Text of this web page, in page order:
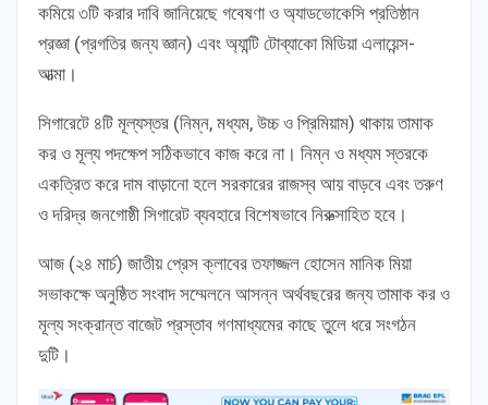
কমিয়ে ৩টি করার দাবি জানিয়েছে গবেষণা ও অ্যাডভোকেসি প্রতিষ্ঠান
প্রজ্ঞা (প্রগতির জন্য জ্ঞান) এবং অ্যান্টি টোব্যাকো মিডিয়া এলায়েন্স-
আত্মা।
সিগারেটে ৪টি মূল্যস্তর (নিম্ন, মধ্যম, উচ্চ ও প্রিমিয়াম) থাকায় তামাক
কর ও মূল্য পদক্ষেপ সঠিকভাবে কাজ করে না। নিম্ন ও মধ্যম স্তরকে
একত্রিত করে দাম বাড়ানো হলে সরকারের রাজস্ব আয় বাড়বে এবং তরুণ
ও দরিদ্র জনগোষ্ঠী সিগারেট ব্যবহারে বিশেষভাবে নিরুত্সাহিত হবে।
আজ (২৪ মার্চ) জাতীয় প্রেস ক্লাবের তফাজ্জল হোসেন মানিক মিয়া
সভাকক্ষে অনুষ্ঠিত সংবাদ সম্মেলনে আসন্ন অর্থবছরের জন্য তামাক কর ও
মূল্য সংক্রান্ত বাজেট প্রস্তাব গণমাধ্যমের কাছে তুলে ধরে সংগঠন
দুটি।